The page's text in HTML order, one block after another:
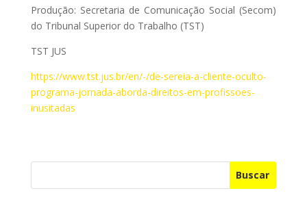
Produção: Secretaria de Comunicação Social (Secom)
do Tribunal Superior do Trabalho (TST)
TST JUS
https://www.tst.jus.br/en/-/de-sereia-a-cliente-oculto-
programa-jornada-aborda-direitos-em-profissoes-
inusitadas
Buscar